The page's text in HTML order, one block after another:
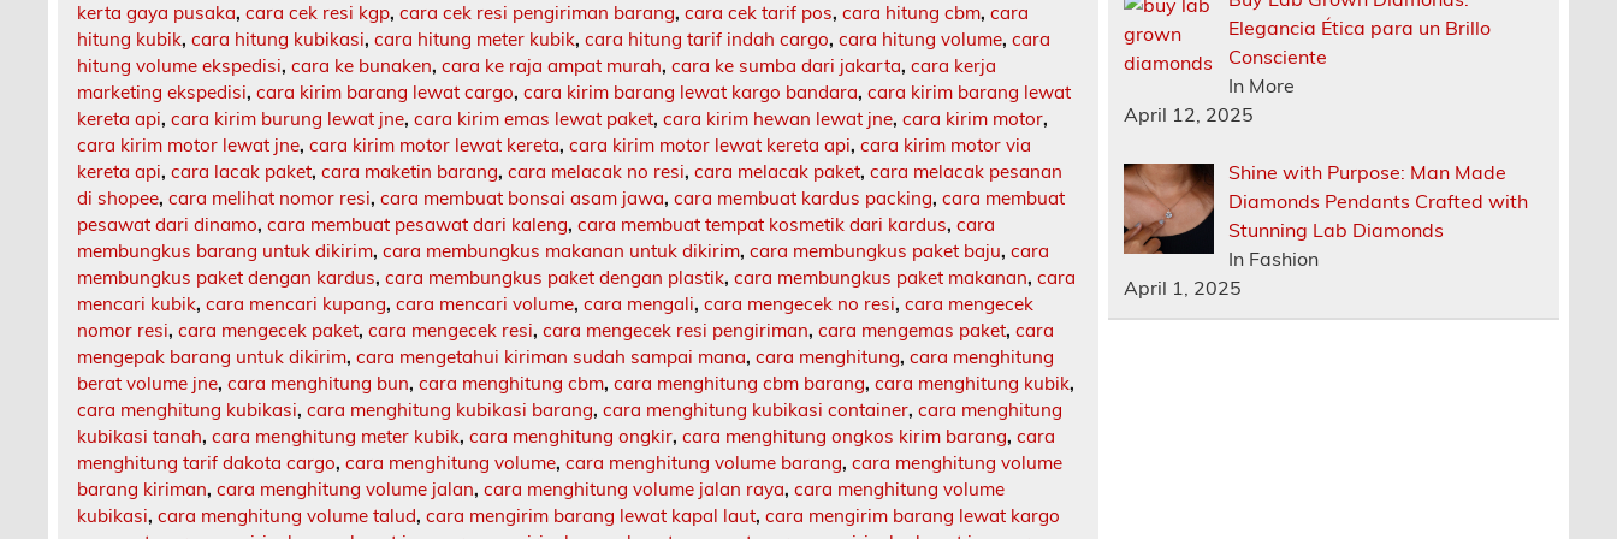
kerta gaya pusaka,cara cek resi kgp,cara cek resi pengiriman barang,cara cek tarif pos,cara hitung cbm,cara
hitung kubik,cara hitung kubikasi,cara hitung meter kubik,cara hitung tarif indah cargo,cara hitung volume,cara
hitung volume ekspedisi,cara ke bunaken,cara ke raja ampat murah,cara ke sumba dari jakarta,cara kerja
marketing ekspedisi,cara kirim barang lewat cargo,cara kirim barang lewat kargo bandara,cara kirim barang lewat
kereta api,cara kirim burung lewat jne,cara kirim emas lewat paket,cara kirim hewan lewat jne,cara kirim motor,
cara kirim motor lewat jne,cara kirim motor lewat kereta,cara kirim motor lewat kereta api,cara kirim motor via
kereta api,cara lacak paket,cara maketin barang,cara melacak no resi,cara melacak paket,cara melacak pesanan
di shopee,cara melihat nomor resi,cara membuat bonsai asam jawa,cara membuat kardus packing,cara membuat
pesawat dari dinamo,cara membuat pesawat dari kaleng,cara membuat tempat kosmetik dari kardus,cara
membungkus barang untuk dikirim,cara membungkus makanan untuk dikirim,cara membungkus paket baju,cara
membungkus paket dengan kardus,cara membungkus paket dengan plastik,cara membungkus paket makanan,cara
mencari kubik,cara mencari kupang,cara mencari volume,cara mengali,cara mengecek no resi,cara mengecek
nomor resi,cara mengecek paket,cara mengecek resi,cara mengecek resi pengiriman,cara mengemas paket,cara
mengepak barang untuk dikirim,cara mengetahui kiriman sudah sampai mana,cara menghitung,cara menghitung
berat volume jne,cara menghitung bun,cara menghitung cbm,cara menghitung cbm barang,cara menghitung kubik,
cara menghitung kubikasi,cara menghitung kubikasi barang,cara menghitung kubikasi container,cara menghitung
kubikasi tanah,cara menghitung meter kubik,cara menghitung ongkir,cara menghitung ongkos kirim barang,cara
menghitung tarif dakota cargo,cara menghitung volume,cara menghitung volume barang,cara menghitung volume
barang kiriman,cara menghitung volume jalan,cara menghitung volume jalan raya,cara menghitung volume
kubikasi,cara menghitung volume talud,cara mengirim barang lewat kapal laut,cara mengirim barang lewat kargo
Elegancia Ética para un Brillo
Consciente
In More
April 12, 2025
Shine with Purpose: Man Made
Diamonds Pendants Crafted with
Stunning Lab Diamonds
In Fashion
April 1, 2025